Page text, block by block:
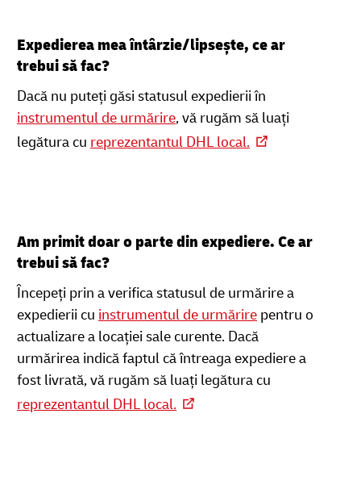
Expedierea mea întârzie/lipsește, ce ar
trebui să fac?
Dacă nu puteți găsi statusul expedierii în
instrumentul de urmărire, vă rugăm să luați
legătura cu reprezentantul DHL local.
Am primit doar o parte din expediere. Ce ar
trebui să fac?
Începeți prin a verifica statusul de urmărire a
expedierii cu instrumentul de urmărire pentru o
actualizare a locației sale curente. Dacă
urmărirea indică faptul că întreaga expediere a
fost livrată, vă rugăm să luați legătura cu
reprezentantul DHL local.